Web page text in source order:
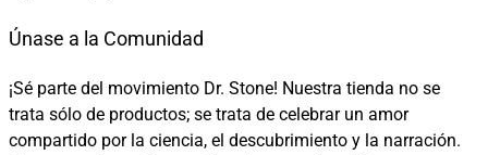
Únase a la Comunidad
¡Sé parte del movimiento Dr. Stone! Nuestra tienda no se
trata sólo de productos; se trata de celebrar un amor
compartido por la ciencia, el descubrimiento y la narración.